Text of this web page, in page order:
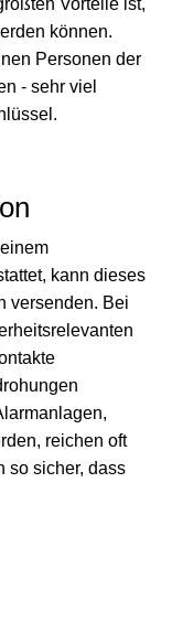
Vorteile ist,
können.
Personen der
- sehr viel
kann dieses
versenden. Bei
reichen oft
so sicher, dass